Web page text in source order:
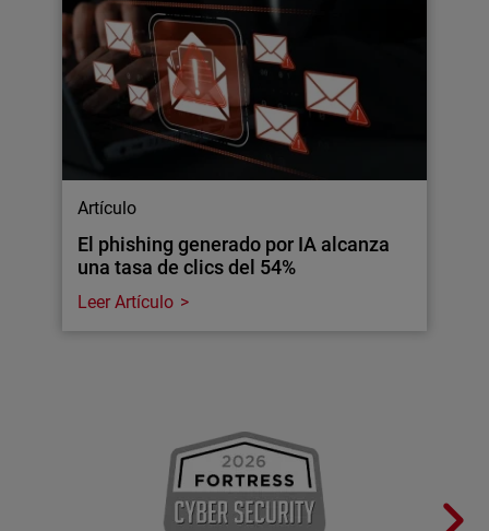
Artículo
El phishing generado por IA alcanza
una tasa de clics del 54%
Leer Artículo